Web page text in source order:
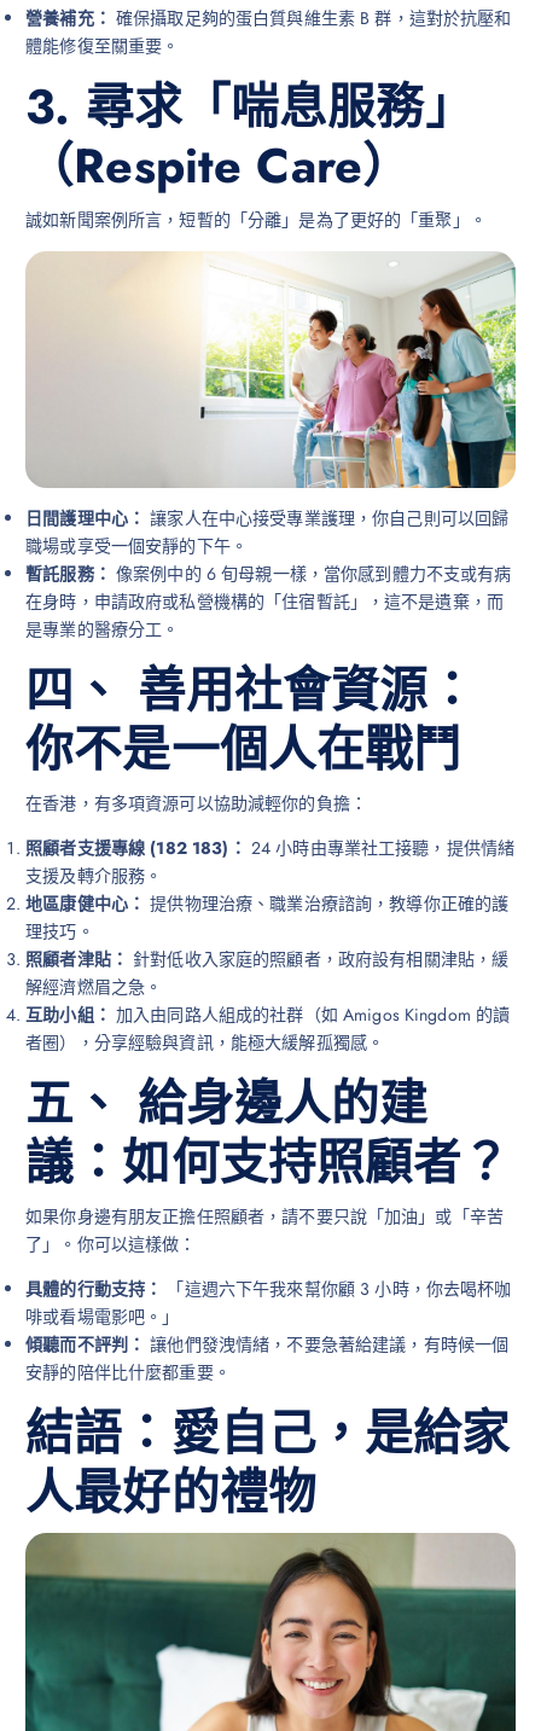
營養補充： 確保攝取足夠的蛋白質與維生素 B 群，這對於抗壓和
體能修復至關重要。
3. 尋求「喘息服務」
（Respite Care）
誠如新聞案例所言，短暫的「分離」是為了更好的「重聚」。
日間護理中心： 讓家人在中心接受專業護理，你自己則可以回歸
職場或享受一個安靜的下午。
暫託服務： 像案例中的 6 旬母親一樣，當你感到體力不支或有病
在身時，申請政府或私營機構的「住宿暫託」，這不是遺棄，而
是專業的醫療分工。
四、 善用社會資源：
你不是一個人在戰鬥
在香港，有多項資源可以協助減輕你的負擔：
照顧者支援專線 (182 183)： 24 小時由專業社工接聽，提供情緒
支援及轉介服務。
地區康健中心： 提供物理治療、職業治療諮詢，教導你正確的護
理技巧。
照顧者津貼： 針對低收入家庭的照顧者，政府設有相關津貼，緩
解經濟燃眉之急。
互助小組： 加入由同路人組成的社群（如 Amigos Kingdom 的讀
者圈），分享經驗與資訊，能極大緩解孤獨感。
五、 給身邊人的建
議：如何支持照顧者？
如果你身邊有朋友正擔任照顧者，請不要只說「加油」或「辛苦
了」。你可以這樣做：
具體的行動支持：
「這週六下午我來幫你顧 3 小時，你去喝杯咖
啡或看場電影吧。」
傾聽而不評判： 讓他們發洩情緒，不要急著給建議，有時候一個
安靜的陪伴比什麼都重要。
結語：愛自己，是給家
人最好的禮物